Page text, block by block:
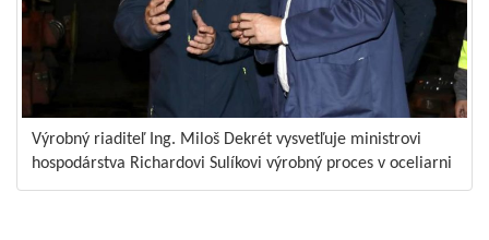
Výrobný riaditeľ Ing. Miloš Dekrét vysvetľuje ministrovi
hospodárstva Richardovi Sulíkovi výrobný proces v oceliarni